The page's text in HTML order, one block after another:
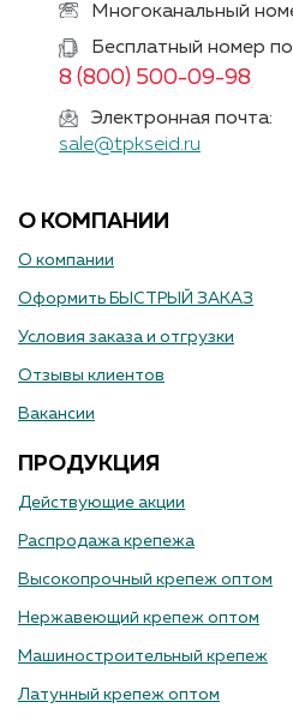
Многоканальный
Бесплатный номер
8 (800) 500-09-98
Электронная почта:
sale@tpkseid.ru
О КОМПАНИИ
О компании
Оформить БЫСТРЫЙ ЗАКАЗ
Условия заказа и отгрузки
Отзывы клиентов
Вакансии
ПРОДУКЦИЯ
Действующие акции
Распродажа крепежа
Высокопрочный крепеж оптом
Нержавеющий крепеж оптом
Машиностроительный крепеж
Латунный крепеж оптом